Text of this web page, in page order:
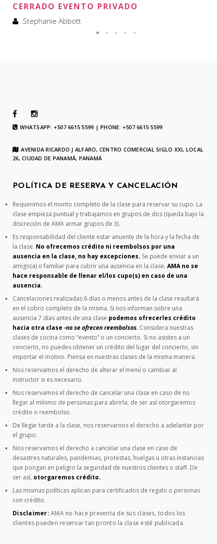
CERRADO EVENTO PRIVADO
Stephanie Abbott
WHATSAPP: +507 6615 5599 | PHONE: +507 6615 5599
AVENIDA RICARDO J ALFARO, CENTRO COMERCIAL SIGLO XXI, LOCAL
26, CIUDAD DE PANAMÁ, PANAMÁ
POLÍTICA DE RESERVA Y CANCELACIÓN
Requerimos el monto completo de la clase para reservar su cupo. La
clase empieza puntual y trabajamos en grupos de dos (queda bajo la
discreción de AMA armar grupos de 3).
Es responsabilidad del cliente estar anuente de la hora y la fecha de
la clase. No ofrecemos crédito ni reembolsos por una
ausencia en la clase, no hay excepciones. Se puede enviar a un
amigo(a) o familiar para cubrir una ausencia en la clase.AMA no se
hace responsable de llenar el/los cupo(s) en caso de una
ausencia.
Cancelaciones realizadas 6 días o menos antes de la clase resultará
en el cobro completo de la misma. Si nos informan sobre una
ausencia 7 días antes de una clase podemos ofrecerles crédito
hacia otra clase-no se ofrecen reembolsos. Considera nuestras
clases de cocina como “evento” o un concierto. Si no asistes a un
concierto, no puedes obtener un crédito del lugar del concierto, sin
importar el motivo. Piensa en nuestras clases de la misma manera.
Nos reservamos el derecho de alterar el menú o cambiar al
instructor si es necesario.
Nos reservamos el derecho de cancelar una clase en caso de no
llegar al mínimo de personas para abrirla, de ser así otorgaremos
crédito o reembolso.
De llegar tarde a la clase, nos reservarnos el derecho a adelantar por
el grupo.
Nos reservamos el derecho a cancelar una clase en caso de
desastres naturales, pandemias, protestas, huelgas u otras instancias
que pongan en peligro la seguridad de nuestros clientes o staff. De
ser así, otorgaremos crédito.
Las mismas políticas aplican para certificados de regalo o personas
con crédito.
Disclaimer: AMA no hace preventa de sus clases, todos los
clientes pueden reservar tan pronto la clase esté publicada.